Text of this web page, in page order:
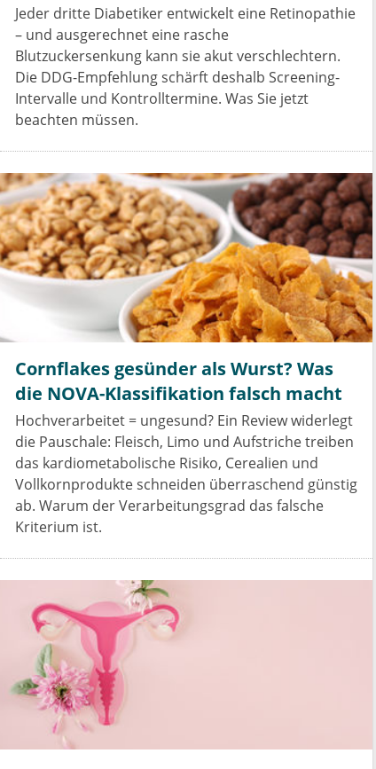
Jeder dritte Diabetiker entwickelt eine Retinopathie
– und ausgerechnet eine rasche
Blutzuckersenkung kann sie akut verschlechtern.
Die DDG-Empfehlung schärft deshalb Screening-
Intervalle und Kontrolltermine. Was Sie jetzt
beachten müssen.
Cornflakes gesünder als Wurst? Was
die NOVA-Klassifikation falsch macht
Hochverarbeitet = ungesund? Ein Review widerlegt
die Pauschale: Fleisch, Limo und Aufstriche treiben
das kardiometabolische Risiko, Cerealien und
Vollkornprodukte schneiden überraschend günstig
ab. Warum der Verarbeitungsgrad das falsche
Kriterium ist.